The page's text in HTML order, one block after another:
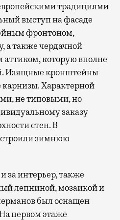
традициями
выступ на фасаде
фронтоном,
также чердачной
аттиком, которую вполне
Изящные кронштейны
Характерной
не типовыми, но
заказу
стен. В
зимнюю
за интерьер, также
лепниной, мозаикой и
был оснащен
первом этаже